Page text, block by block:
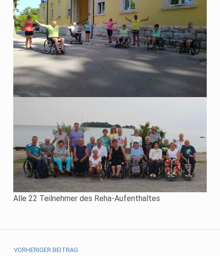
Alle 22 Teilnehmer des Reha-Aufenthaltes
Beitragsnavigation
VORHERIGER BEITRAG